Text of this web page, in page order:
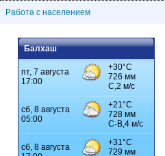
Работа с населением
Балхаш